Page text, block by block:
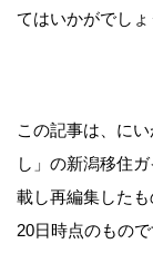
てはいかがでしょ
この記事は、に
し」の新潟移住
載し再編集した
20日時点のもので